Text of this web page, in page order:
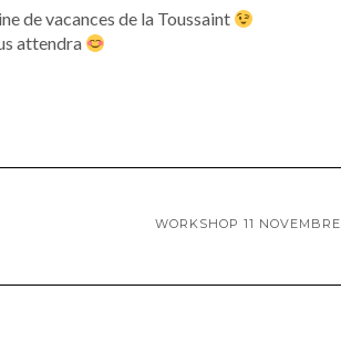
de vacances de la Toussaint
attendra
WORKSHOP 11 NOVEMBRE